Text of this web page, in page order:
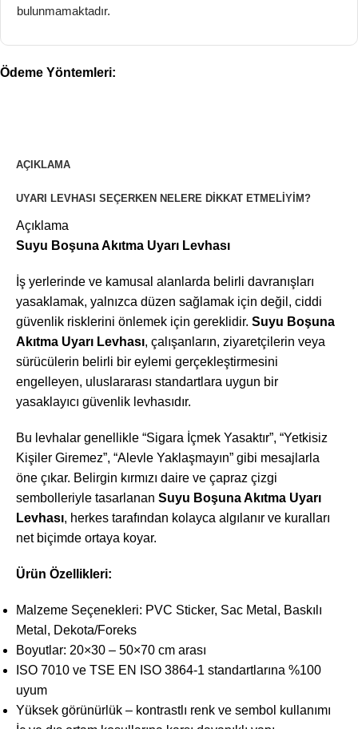
bulunmamaktadır.
Ödeme Yöntemleri:
AÇIKLAMA
UYARI LEVHASI SEÇERKEN NELERE DIKKAT ETMELIYIM?
Açıklama
Suyu Boşuna Akıtma Uyarı Levhası
İş yerlerinde ve kamusal alanlarda belirli davranışları
yasaklamak, yalnızca düzen sağlamak için değil, ciddi
güvenlik risklerini önlemek için gereklidir. Suyu Boşuna
Akıtma Uyarı Levhası, çalışanların, ziyaretçilerin veya
sürücülerin belirli bir eylemi gerçekleştirmesini
engelleyen, uluslararası standartlara uygun bir
yasaklayıcı güvenlik levhasıdır.
Bu levhalar genellikle “Sigara İçmek Yasaktır”, “Yetkisiz
Kişiler Giremez”, “Alevle Yaklaşmayın” gibi mesajlarla
öne çıkar. Belirgin kırmızı daire ve çapraz çizgi
sembolleriyle tasarlanan Suyu Boşuna Akıtma Uyarı
Levhası, herkes tarafından kolayca algılanır ve kuralları
net biçimde ortaya koyar.
Ürün Özellikleri:
Malzeme Seçenekleri: PVC Sticker, Sac Metal, Baskılı
Metal, Dekota/Foreks
Boyutlar: 20×30 – 50×70 cm arası
ISO 7010 ve TSE EN ISO 3864-1 standartlarına %100
uyum
Yüksek görünürlük – kontrastlı renk ve sembol kullanımı